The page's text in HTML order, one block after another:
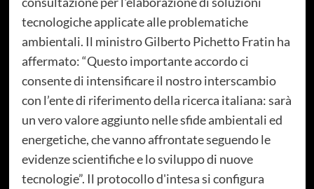
tecnologiche applicate alle problematiche
ambientali. Il ministro Gilberto Pichetto Fratin ha
affermato: “Questo importante accordo ci
consente di intensificare il nostro interscambio
con l’ente di riferimento della ricerca italiana: sarà
un vero valore aggiunto nelle sfide ambientali ed
energetiche, che vanno affrontate seguendo le
evidenze scientifiche e lo sviluppo di nuove
tecnologie”. Il protocollo d'intesa si configura